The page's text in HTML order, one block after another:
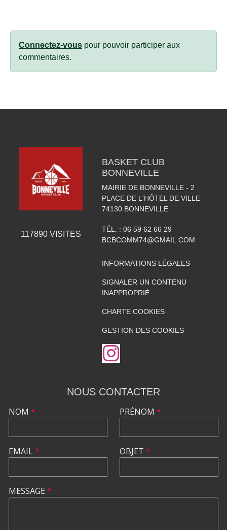
Connectez-vous pour pouvoir participer aux
commentaires.
117890VISITES
BASKET CLUB
BONNEVILLE
MAIRIE DE BONNEVILLE - 2
PLACE DE L'HÔTEL DE VILLE
74130 BONNEVILLE
TÉL. : 06 59 62 66 29
BCBCOMM74@GMAIL.COM
INFORMATIONS LÉGALES
SIGNALER UN CONTENU
INAPPROPRIÉ
CHARTE COOKIES
GESTION DES COOKIES
NOUS CONTACTER
NOM *
EMAIL*
PRÉNOM *
OBJET *
MESSAGE *